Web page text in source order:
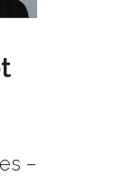
–